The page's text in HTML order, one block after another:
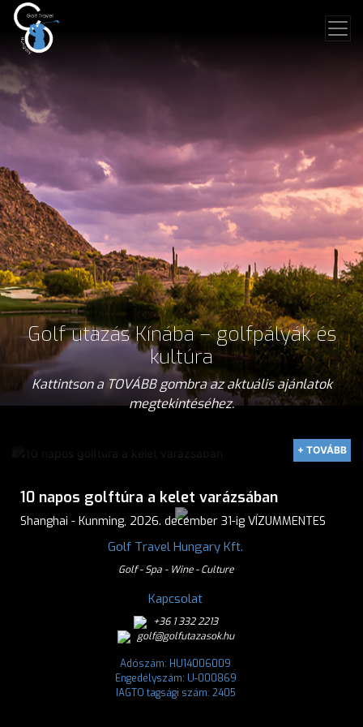
Golf utazás Kínába – golfpályák és
kultúra
Kattintson a TOVÁBB gombra az aktuális ajánlatok
megtekintéséhez.
10 napos golftúra a kelet varázsában
Shanghai - Kunming, 2026. december 31-ig VÍZUMMENTES
+ TOVÁBB
Golf Travel Hungary Kft.
Golf - Spa - Wine - Culture
Kapcsolat
+36 1 332 2213
golf@golfutazasok.hu
Adószám: HU14006009
Engedélyszám: U-000869
IAGTO tagsági szám: 2405